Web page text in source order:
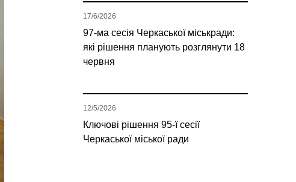
97-ма сесія Черкаської міськради:
які рішення планують розглянути 18
червня
17/6/2026
Ключові рішення 95-ї сесії
Черкаської міської ради
12/5/2026